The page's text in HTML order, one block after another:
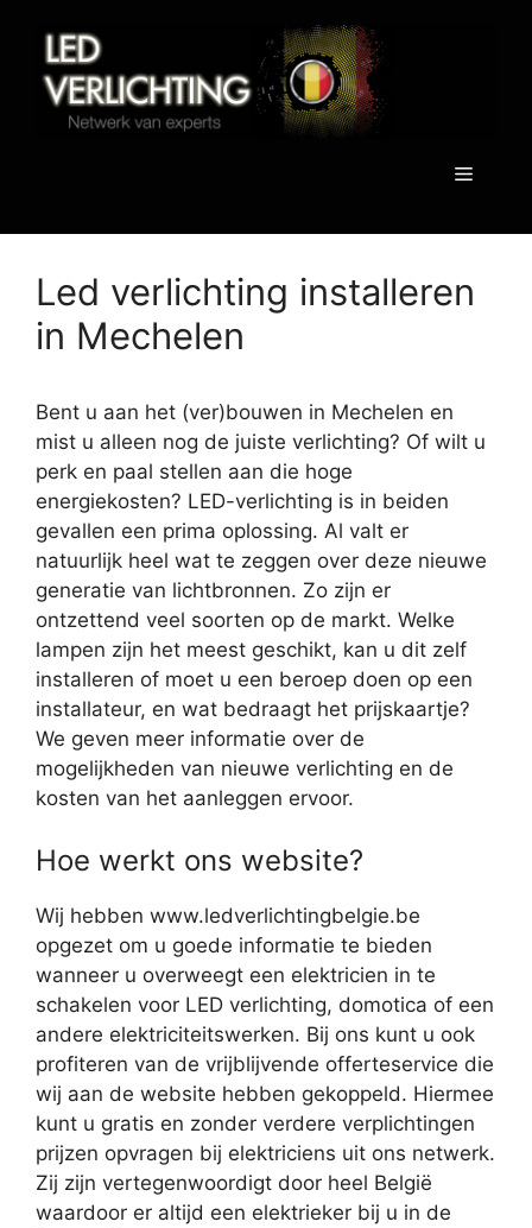
inhoud
Menu
Led verlichting installeren
in Mechelen
Bent u aan het (ver)bouwen in Mechelen en
mist u alleen nog de juiste verlichting? Of wilt u
perk en paal stellen aan die hoge
energiekosten? LED-verlichting is in beiden
gevallen een prima oplossing. Al valt er
natuurlijk heel wat te zeggen over deze nieuwe
generatie van lichtbronnen. Zo zijn er
ontzettend veel soorten op de markt. Welke
lampen zijn het meest geschikt, kan u dit zelf
installeren of moet u een beroep doen op een
installateur, en wat bedraagt het prijskaartje?
We geven meer informatie over de
mogelijkheden van nieuwe verlichting en de
kosten van het aanleggen ervoor.
Hoe werkt ons website?
Wij hebben www.ledverlichtingbelgie.be
opgezet om u goede informatie te bieden
wanneer u overweegt een elektricien in te
schakelen voor LED verlichting, domotica of een
andere elektriciteitswerken. Bij ons kunt u ook
profiteren van de vrijblijvende offerteservice die
wij aan de website hebben gekoppeld. Hiermee
kunt u gratis en zonder verdere verplichtingen
prijzen opvragen bij elektriciens uit ons netwerk.
Zij zijn vertegenwoordigt door heel België
waardoor er altijd een elektrieker bij u in de